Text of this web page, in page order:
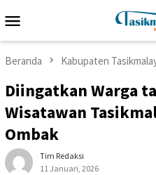
ke
Mobile
Beranda Kabupaten
Diingatkan Warga
Wisatawan
Ombak
Tim Redaksi
11 Januari, 2026